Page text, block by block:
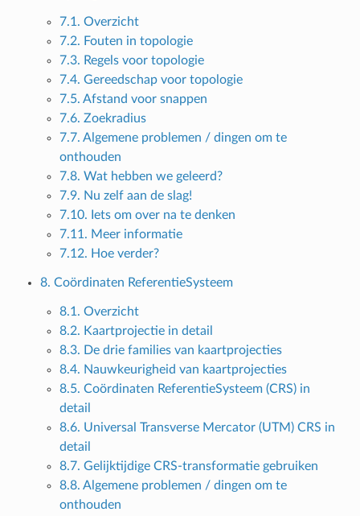
7.1. Overzicht
7.2. Fouten in topologie
7.3. Regels voor topologie
7.4. Gereedschap voor topologie
7.5. Afstand voor snappen
7.6. Zoekradius
7.7. Algemene problemen / dingen om te
onthouden
7.8. Wat hebben we geleerd?
7.9. Nu zelf aan de slag!
7.10. Iets om over na te denken
7.11. Meer informatie
7.12. Hoe verder?
8. Coördinaten ReferentieSysteem
8.1. Overzicht
8.2. Kaartprojectie in detail
8.3. De drie families van kaartprojecties
8.4. Nauwkeurigheid van kaartprojecties
8.5. Coördinaten ReferentieSysteem (CRS) in
detail
8.6. Universal Transverse Mercator (UTM) CRS in
detail
8.7. Gelijktijdige CRS-transformatie gebruiken
8.8. Algemene problemen / dingen om te
onthouden